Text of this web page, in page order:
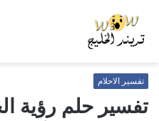
تفسير الاحلام
تفسير حلم رؤية